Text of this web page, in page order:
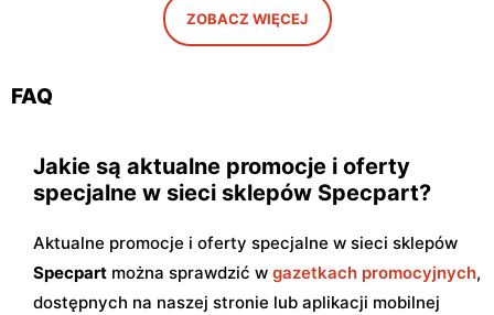
Opiesińska 2c
Specpart
ZOBACZ WIĘCEJ
FAQ
Jakie są aktualne promocje i oferty
specjalne w sieci sklepów Specpart?
Aktualne promocje i oferty specjalne w sieci sklepów
Specpart można sprawdzić w gazetkach promocyjnych,
dostępnych na naszej stronie lub aplikacji mobilnej